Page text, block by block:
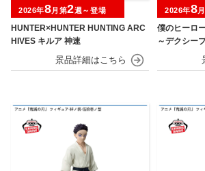
HUNTER×HUNTER HUNTING ARC
HIVES キルア 神速
2026年8月第2週～登場
僕のヒーロ
～デクシー
マイゴート
2026年8